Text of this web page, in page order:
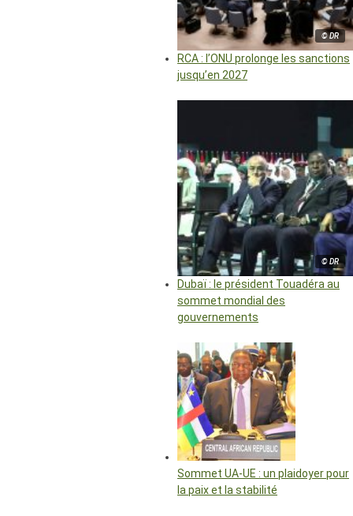
© DR
RCA : l’ONU prolonge les sanctions
jusqu’en 2027
© DR
Dubaï : le président Touadéra au
sommet mondial des
gouvernements
Sommet UA-UE : un plaidoyer pour
la paix et la stabilité